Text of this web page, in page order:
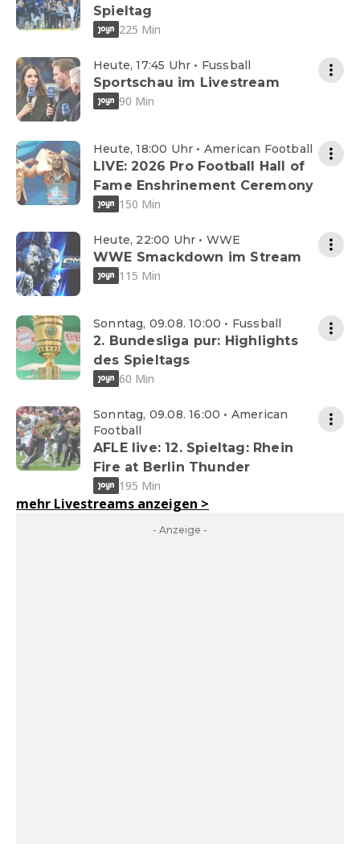
Spieltag
225 Min
Heute, 17:45 Uhr • Fussball
Sportschau im Livestream
90 Min
Heute, 18:00 Uhr • American Football
LIVE: 2026 Pro Football Hall of
Fame Enshrinement Ceremony
150 Min
Heute, 22:00 Uhr • WWE
WWE Smackdown im Stream
115 Min
Sonntag, 09.08. 10:00 • Fussball
2. Bundesliga pur: Highlights
des Spieltags
60 Min
Sonntag, 09.08. 16:00 • American
Football
AFLE live: 12. Spieltag: Rhein
Fire at Berlin Thunder
195 Min
mehr Livestreams anzeigen >
- Anzeige -